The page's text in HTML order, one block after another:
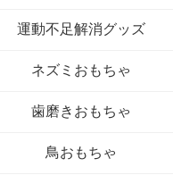
運動不足解消グッズ
ネズミおもちゃ
歯磨きおもちゃ
鳥おもちゃ